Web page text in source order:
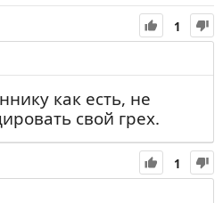
1
как есть, не
свой грех.
1